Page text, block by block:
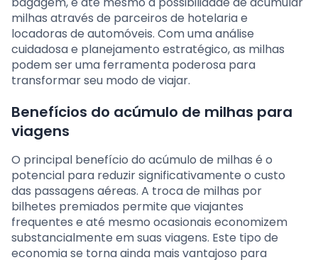
milhas através de parceiros de hotelaria e
locadoras de automóveis. Com uma análise
cuidadosa e planejamento estratégico, as milhas
podem ser uma ferramenta poderosa para
transformar seu modo de viajar.
Benefícios do acúmulo de milhas para
viagens
O principal benefício do acúmulo de milhas é o
potencial para reduzir significativamente o custo
das passagens aéreas. A troca de milhas por
bilhetes premiados permite que viajantes
frequentes e até mesmo ocasionais economizem
substancialmente em suas viagens. Este tipo de
economia se torna ainda mais vantajoso para